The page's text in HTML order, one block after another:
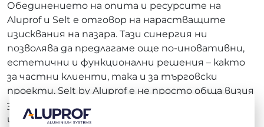
Обединението на опита и ресурсите на
Aluprof и Selt е отговор на нарастващите
изисквания на пазара. Тази синергия ни
позволява да предлагаме още по-иновативни,
естетични и функционални решения – както
за частни клиенти, така и за търговски
проекти. Selt by Aluprof е не просто обща визия
за развитие, а гаранция за най-високо качество
и цялостно обслужване. Заедно създаваме